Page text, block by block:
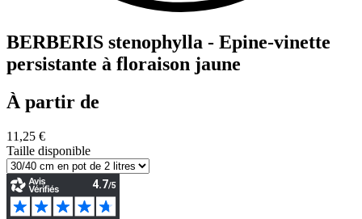
BERBERIS stenophylla - Epine-vinette
persistante à floraison jaune
À partir de
11,25 €
Taille disponible